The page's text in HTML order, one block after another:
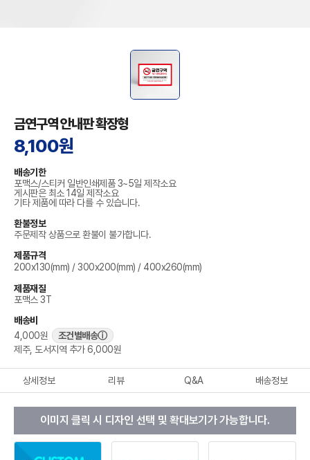
금연구역 안내판 확장형
8,100원
배송기한
포맥스/스티커 일반인쇄제품 3~5일 제작소요
게시판은 최소 14일 제작소요
기타 제품에 따라 다를 수 있습니다.
환불정보
주문제작 상품으로 환불이 불가합니다.
제품규격
200x130(mm) / 300x200(mm) / 400x260(mm)
제품재질
포맥스 3T
배송비
4,000원
조건별배송ⓘ
제주, 도서지역 추가 6,000원
상세정보 리뷰 Q&A 배송정보
이미지 클릭 시 디자인 선택 및 확대보기가 가능합니다.